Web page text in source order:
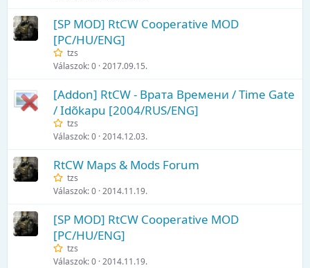
[SP MOD] RtCW Cooperative MOD
[PC/HU/ENG]
tzs
Válaszok 0 2017.09.15.
[Addon] RtCW - Врата Времени / Time Gate
/ Idõkapu [2004/RUS/ENG]
tzs
Válaszok 0 2014.12.03.
RtCW Maps & Mods Forum
tzs
Válaszok 0 2014.11.19.
[SP MOD] RtCW Cooperative MOD
[PC/HU/ENG]
tzs
Válaszok 0 2014.11.19.